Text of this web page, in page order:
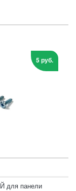
5 руб.
для панели